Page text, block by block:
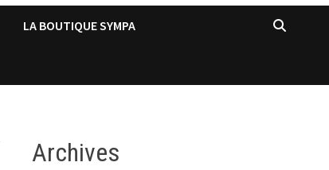
LA BOUTIQUE SYMPA
Archives